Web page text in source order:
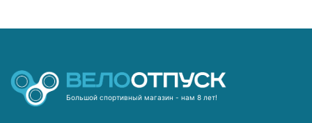
Большой спортивный магазин - нам 8 лет!